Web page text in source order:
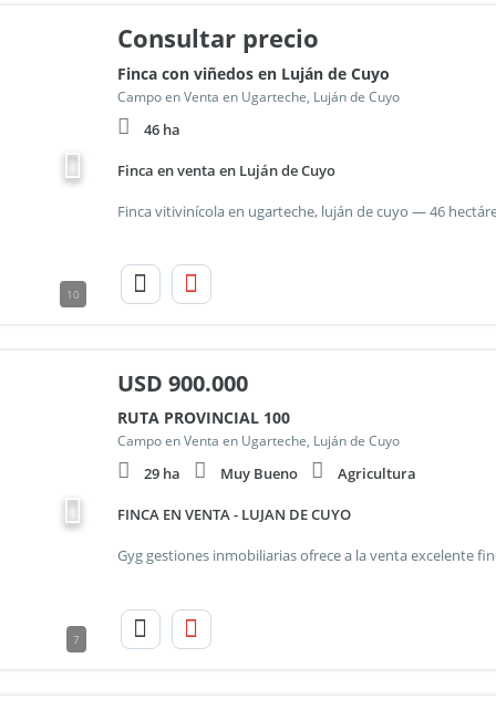
10
Consultar precio
Finca con viñedos en Luján de Cuyo
Campo en Venta en Ugarteche, Luján de Cuyo
46 ha
Finca en venta en Luján de Cuyo
7
USD 900.000
RUTA PROVINCIAL 100
Campo en Venta en Ugarteche, Luján de Cuyo
29 ha Muy Bueno Agricultura
FINCA EN VENTA - LUJAN DE CUYO